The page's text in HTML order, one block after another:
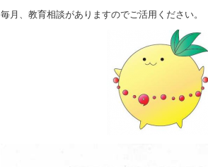
毎月、教育相談がありますのでご活用ください。